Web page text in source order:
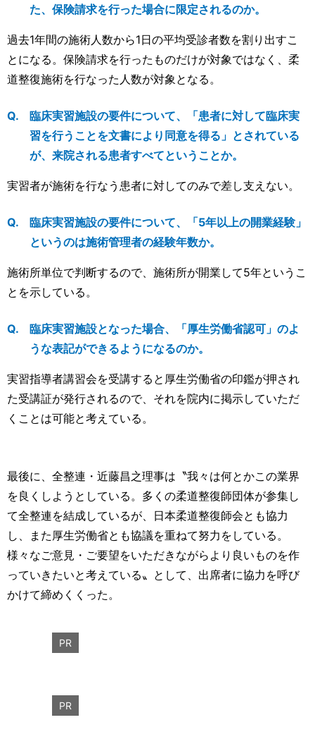
た、保険請求を行った場合に限定されるのか。
過去1年間の施術人数から1日の平均受診者数を割り出すこ
とになる。保険請求を行ったものだけが対象ではなく、柔
道整復施術を行なった人数が対象となる。
臨床実習施設の要件について、「患者に対して臨床実
習を行うことを文書により同意を得る」とされている
が、来院される患者すべてということか。
実習者が施術を行なう患者に対してのみで差し支えない。
臨床実習施設の要件について、「5年以上の開業経験」
というのは施術管理者の経験年数か。
施術所単位で判断するので、施術所が開業して5年というこ
とを示している。
臨床実習施設となった場合、「厚生労働省認可」のよ
うな表記ができるようになるのか。
実習指導者講習会を受講すると厚生労働省の印鑑が押され
た受講証が発行されるので、それを院内に掲示していただ
くことは可能と考えている。
最後に、全整連・近藤昌之理事は〝我々は何とかこの業界
を良くしようとしている。多くの柔道整復師団体が参集し
て全整連を結成しているが、日本柔道整復師会とも協力
し、また厚生労働省とも協議を重ねて努力をしている。
様々なご意見・ご要望をいただきながらより良いものを作
っていきたいと考えている〟として、出席者に協力を呼び
かけて締めくくった。
PR
PR